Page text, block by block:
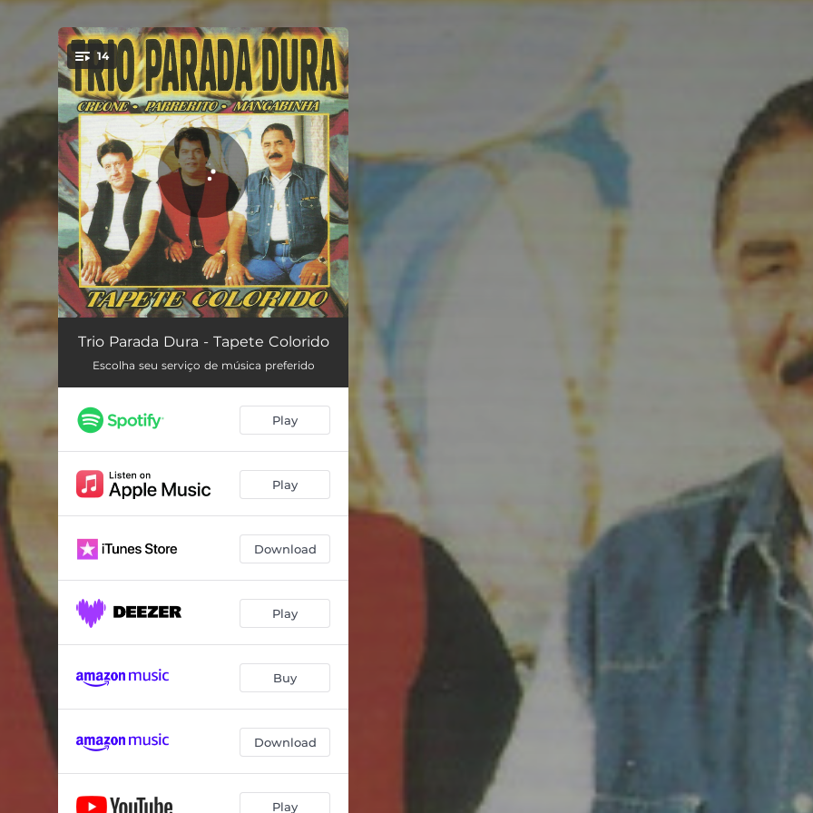
You're all set!
14
Tapete Colorido 03:00
Eu Quero Sim 02:23
Amiga Triste 03:14
Chicote da Saudade 02:48
Chuva de Mulher 03:06
Brasas Acesas 03:03
Destino Inimigo 03:29
02:28
02:14
Velha Assanhada 02:45
Gabiróba 03:15
Homenagem a Santos Reis 04:44
Trio Parada Dura - Tapete Colorido
Escolha seu serviço de música preferido
Play
Play
Download
Play
Buy
Download
Play